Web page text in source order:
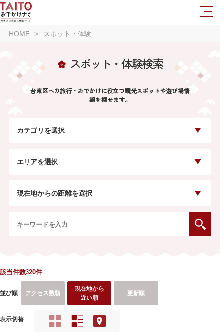
HOME スポット・体験
スポット・体験検索
台東区への旅行・おでかけに役立つ観光スポットや遊び場情
報を探せます。
カテゴリを選択
エリアを選択
現在地からの距離を選択
該当件数320件
並び順 アクセス数順
現在地から
近い順
更新順
表示切替